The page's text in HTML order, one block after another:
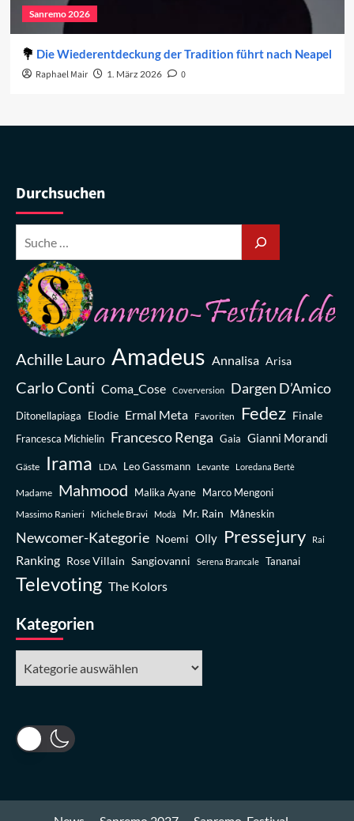
Sanremo 2026
Die Wiederentdeckung der Tradition führt nach Neapel
Raphael Mair 1. März 2026 0
Durchsuchen
Achille Lauro Amadeus Annalisa Arisa
Carlo Conti Coma_Cose Coverversion Dargen D’Amico
Ditonellapiaga Elodie Ermal Meta Favoriten Fedez Finale
Francesca Michielin Francesco Renga Gaia Gianni Morandi
Gäste Irama LDA Leo Gassmann Levante Loredana Bertè
Madame Mahmood Malika Ayane Marco Mengoni
Massimo Ranieri Michele Bravi Modà Mr. Rain Måneskin
Newcomer-Kategorie Noemi Olly Pressejury Rai
Ranking Rose Villain Sangiovanni Serena Brancale Tananai
Televoting The Kolors
Kategorien